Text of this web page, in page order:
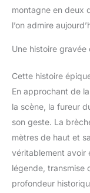
montagne en deux
l’on admire
Une histoire gravée
Cette histoire
En approchant de
la scène, la fureur
son geste. La
mètres de haut et
véritablement avoir
légende, transmise
profondeur